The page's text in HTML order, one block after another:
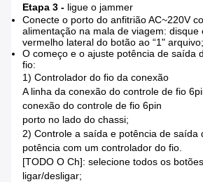
Etapa 3 - ligue o jammer
Conecte o porto do anfitrião AC~220V
alimentação na mala de viagem:
vermelho lateral do botão ao “1" arquivo;
O começo e o ajuste potência de saída
fio:
1) Controlador do fio da conexão
A linha da conexão do controle de fio
conexão do controle de fio 6pin
porto no lado do chassi;
2) Controle a saída e potência de saída
potência com um controlador do fio.
[TODO O Ch]: selecione todos os
ligar/desligar;